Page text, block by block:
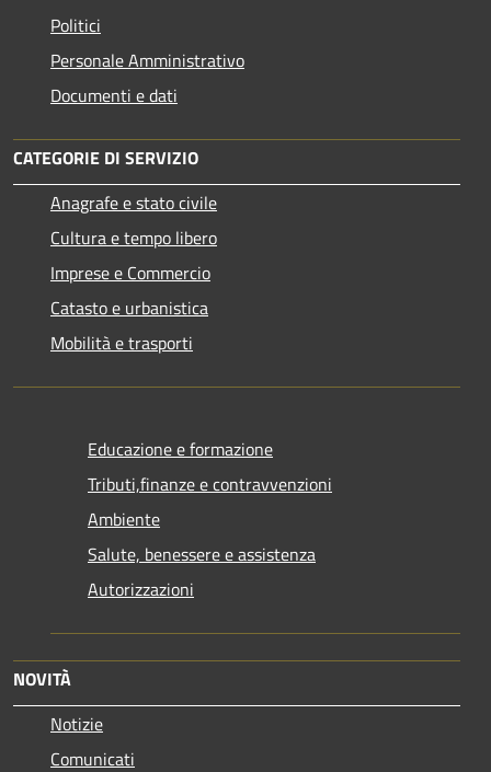
Politici
Personale Amministrativo
Documenti e dati
CATEGORIE DI SERVIZIO
Anagrafe e stato civile
Cultura e tempo libero
Imprese e Commercio
Catasto e urbanistica
Mobilità e trasporti
Educazione e formazione
Tributi,finanze e contravvenzioni
Ambiente
Salute, benessere e assistenza
Autorizzazioni
NOVITÀ
Notizie
Comunicati